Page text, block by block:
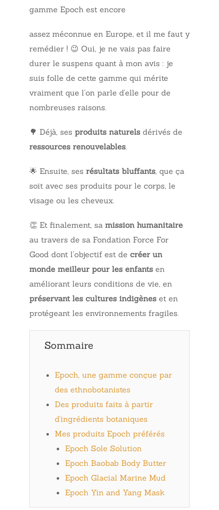
gamme Epoch est encore
assez méconnue en Europe, et il me faut y
remédier ! 😉 Oui, je ne vais pas faire
durer le suspens quant à mon avis : je
suis folle de cette gamme qui mérite
vraiment que l’on parle d’elle pour de
nombreuses raisons.
🌳 Déjà, ses produits naturels dérivés de
ressources renouvelables.
🌟 Ensuite, ses résultats bluffants, que ça
soit avec ses produits pour le corps, le
visage ou les cheveux.
👏 Et finalement, sa mission humanitaire
au travers de sa Fondation Force For
Good dont l’objectif est de créer un
monde meilleur pour les enfants en
améliorant leurs conditions de vie, en
préservant les cultures indigènes et en
protégeant les environnements fragiles.
Sommaire
Epoch, une gamme conçue par
des ethnobotanistes
Des produits faits à partir
d’ingrédients botaniques
Mes produits Epoch préférés
Epoch Sole Solution
Epoch Baobab Body Butter
Epoch Glacial Marine Mud
Epoch Yin and Yang Mask